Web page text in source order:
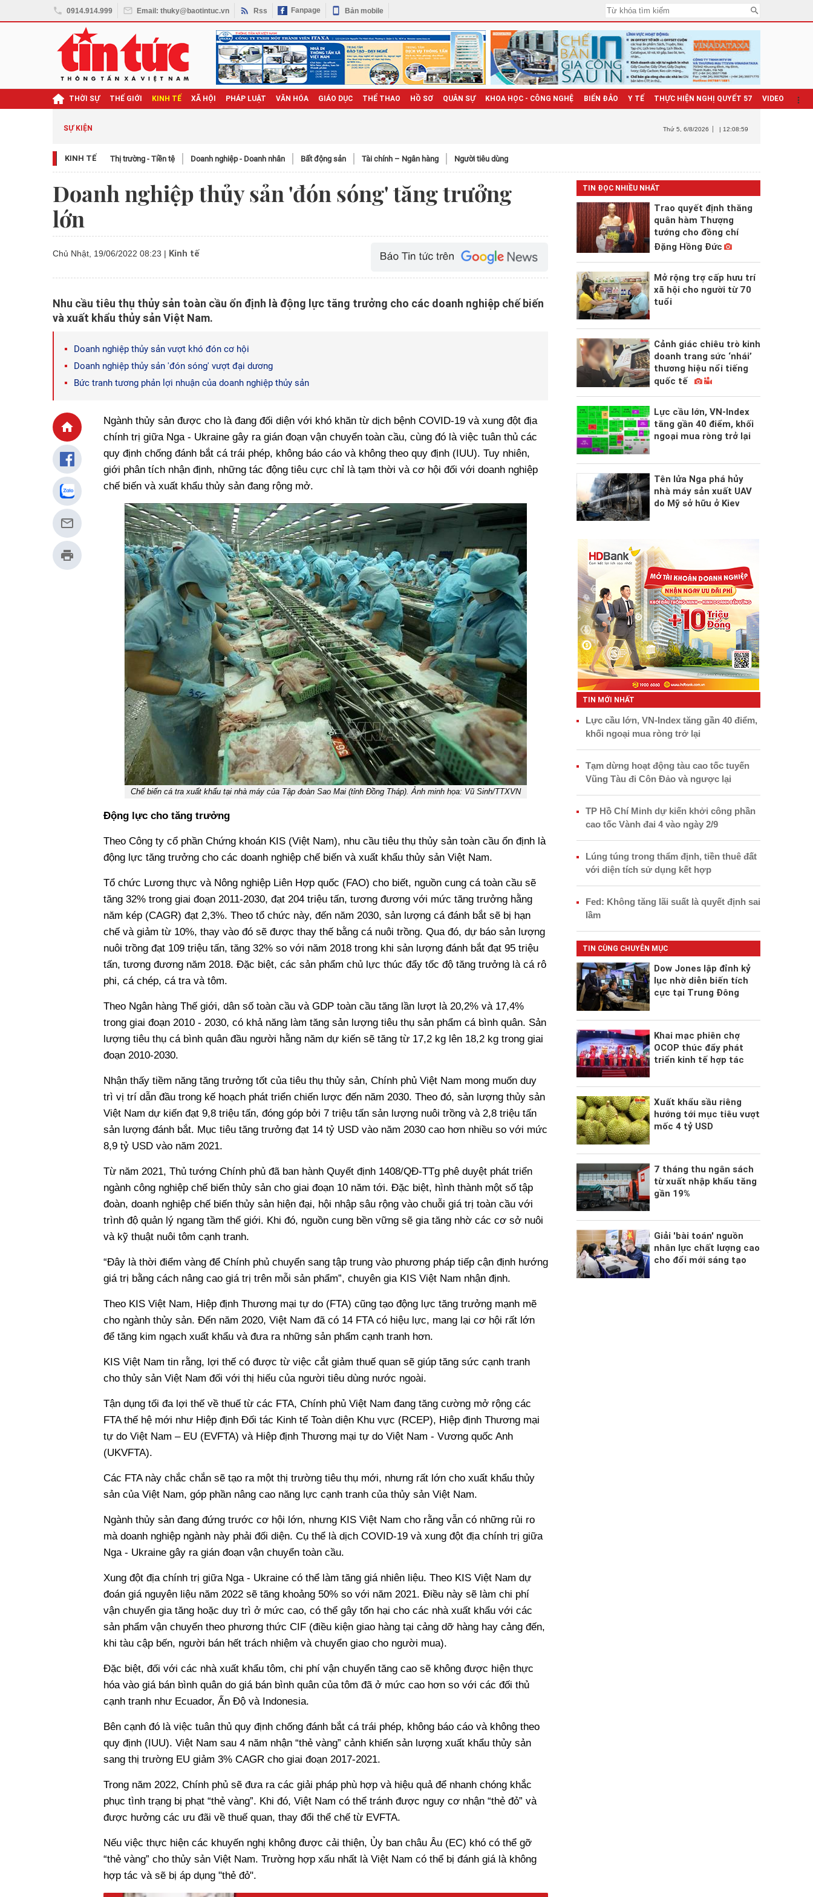
0914.914.999 Email: thuky@baotintuc.vn Rss Fanpage Bản mobile
THỜI SỰ THẾ GIỚI KINH TẾ XÃ HỘI PHÁP LUẬT VĂN HÓA GIÁO DỤC THỂ THAO HỒ SƠ QUÂN SỰ KHOA HỌC - CÔNG NGHỆ BIỂN ĐẢO Y TẾ THỰC HIỆN NGHỊ QUYẾT 57 VIDEO
SỰ KIỆN Thứ 5 , 6/8/2026 | 12:09:00
KINH TẾ Thị trường - Tiền tệ Doanh nghiệp - Doanh nhân Bất động sản Tài chính – Ngân hàng Người tiêu dùng
Doanh nghiệp thủy sản 'đón sóng' tăng trưởng
lớn
Chủ Nhật, 19/06/2022 08:23 | Kinh tế
Nhu cầu tiêu thụ thủy sản toàn cầu ổn định là động lực tăng trưởng cho các doanh nghiệp chế biến
và xuất khẩu thủy sản Việt Nam.
Doanh nghiệp thủy sản vượt khó đón cơ hội
Doanh nghiệp thủy sản 'đón sóng' vượt đại dương
Bức tranh tương phản lợi nhuận của doanh nghiệp thủy sản
Ngành thủy sản được cho là đang đối diện với khó khăn từ dịch bệnh COVID-19 và xung đột địa
chính trị giữa Nga - Ukraine gây ra gián đoạn vận chuyển toàn cầu, cùng đó là việc tuân thủ các
quy định chống đánh bắt cá trái phép, không báo cáo và không theo quy định (IUU). Tuy nhiên,
giới phân tích nhận định, những tác động tiêu cực chỉ là tạm thời và cơ hội đối với doanh nghiệp
chế biến và xuất khẩu thủy sản đang rộng mở.
Chế biến cá tra xuất khẩu tại nhà máy của Tập đoàn Sao Mai (tỉnh Đồng Tháp). Ảnh minh họa: Vũ Sinh/TTXVN
Động lực cho tăng trưởng
Theo Công ty cổ phần Chứng khoán KIS (Việt Nam), nhu cầu tiêu thụ thủy sản toàn cầu ổn định là
động lực tăng trưởng cho các doanh nghiệp chế biến và xuất khẩu thủy sản Việt Nam.
Tổ chức Lương thực và Nông nghiệp Liên Hợp quốc (FAO) cho biết, nguồn cung cá toàn cầu sẽ
tăng 32% trong giai đoạn 2011-2030, đạt 204 triệu tấn, tương đương với mức tăng trưởng hằng
năm kép (CAGR) đạt 2,3%. Theo tổ chức này, đến năm 2030, sản lượng cá đánh bắt sẽ bị hạn
chế và giảm từ 10%, thay vào đó sẽ được thay thế bằng cá nuôi trồng. Qua đó, dự báo sản lượng
nuôi trồng đạt 109 triệu tấn, tăng 32% so với năm 2018 trong khi sản lượng đánh bắt đạt 95 triệu
tấn, tương đương năm 2018. Đặc biệt, các sản phẩm chủ lực thúc đẩy tốc độ tăng trưởng là cá rô
phi, cá chép, cá tra và tôm.
Theo Ngân hàng Thế giới, dân số toàn cầu và GDP toàn cầu tăng lần lượt là 20,2% và 17,4%
trong giai đoạn 2010 - 2030, có khả năng làm tăng sản lượng tiêu thụ sản phẩm cá bình quân. Sản
lượng tiêu thụ cá bình quân đầu người hằng năm dự kiến sẽ tăng từ 17,2 kg lên 18,2 kg trong giai
đoạn 2010-2030.
Nhận thấy tiềm năng tăng trưởng tốt của tiêu thụ thủy sản, Chính phủ Việt Nam mong muốn duy
trì vị trí dẫn đầu trong kế hoạch phát triển chiến lược đến năm 2030. Theo đó, sản lượng thủy sản
Việt Nam dự kiến đạt 9,8 triệu tấn, đóng góp bởi 7 triệu tấn sản lượng nuôi trồng và 2,8 triệu tấn
sản lượng đánh bắt. Mục tiêu tăng trưởng đạt 14 tỷ USD vào năm 2030 cao hơn nhiều so với mức
8,9 tỷ USD vào năm 2021.
Từ năm 2021, Thủ tướng Chính phủ đã ban hành Quyết định 1408/QĐ-TTg phê duyệt phát triển
ngành công nghiệp chế biến thủy sản cho giai đoạn 10 năm tới. Đặc biệt, hình thành một số tập
đoàn, doanh nghiệp chế biến thủy sản hiện đại, hội nhập sâu rộng vào chuỗi giá trị toàn cầu với
trình độ quản lý ngang tầm thế giới. Khi đó, nguồn cung bền vững sẽ gia tăng nhờ các cơ sở nuôi
và kỹ thuật nuôi tôm cạnh tranh.
“Đây là thời điểm vàng để Chính phủ chuyển sang tập trung vào phương pháp tiếp cận định hướng
giá trị bằng cách nâng cao giá trị trên mỗi sản phẩm”, chuyên gia KIS Việt Nam nhận định.
Theo KIS Việt Nam, Hiệp định Thương mại tự do (FTA) cũng tạo động lực tăng trưởng mạnh mẽ
cho ngành thủy sản. Đến năm 2020, Việt Nam đã có 14 FTA có hiệu lực, mang lại cơ hội rất lớn
để tăng kim ngạch xuất khẩu và đưa ra những sản phẩm cạnh tranh hơn.
KIS Việt Nam tin rằng, lợi thế có được từ việc cắt giảm thuế quan sẽ giúp tăng sức cạnh tranh
cho thủy sản Việt Nam đối với thị hiếu của người tiêu dùng nước ngoài.
Tận dụng tối đa lợi thế về thuế từ các FTA, Chính phủ Việt Nam đang tăng cường mở rộng các
FTA thế hệ mới như Hiệp định Đối tác Kinh tế Toàn diện Khu vực (RCEP), Hiệp định Thương mại
tự do Việt Nam – EU (EVFTA) và Hiệp định Thương mại tự do Việt Nam - Vương quốc Anh
(UKVFTA).
Các FTA này chắc chắn sẽ tạo ra một thị trường tiêu thụ mới, nhưng rất lớn cho xuất khẩu thủy
sản của Việt Nam, góp phần nâng cao năng lực cạnh tranh của thủy sản Việt Nam.
Ngành thủy sản đang đứng trước cơ hội lớn, nhưng KIS Việt Nam cho rằng vẫn có những rủi ro
mà doanh nghiệp ngành này phải đối diện. Cụ thể là dịch COVID-19 và xung đột địa chính trị giữa
Nga - Ukraine gây ra gián đoạn vận chuyển toàn cầu.
Xung đột địa chính trị giữa Nga - Ukraine có thể làm tăng giá nhiên liệu. Theo KIS Việt Nam dự
đoán giá nguyên liệu năm 2022 sẽ tăng khoảng 50% so với năm 2021. Điều này sẽ làm chi phí
vận chuyển gia tăng hoặc duy trì ở mức cao, có thể gây tổn hại cho các nhà xuất khẩu với các
sản phẩm vận chuyển theo phương thức CIF (điều kiện giao hàng tại cảng dỡ hàng hay cảng đến,
khi tàu cập bến, người bán hết trách nhiệm và chuyển giao cho người mua).
Đặc biệt, đối với các nhà xuất khẩu tôm, chi phí vận chuyển tăng cao sẽ không được hiện thực
hóa vào giá bán bình quân do giá bán bình quân của tôm đã ở mức cao hơn so với các đối thủ
cạnh tranh như Ecuador, Ấn Độ và Indonesia.
Bên cạnh đó là việc tuân thủ quy định chống đánh bắt cá trái phép, không báo cáo và không theo
quy định (IUU). Việt Nam sau 4 năm nhận “thẻ vàng” cảnh khiến sản lượng xuất khẩu thủy sản
sang thị trường EU giảm 3% CAGR cho giai đoạn 2017-2021.
Trong năm 2022, Chính phủ sẽ đưa ra các giải pháp phù hợp và hiệu quả để nhanh chóng khắc
phục tình trạng bị phạt “thẻ vàng”. Khi đó, Việt Nam có thể tránh được nguy cơ nhận “thẻ đỏ” và
được hưởng các ưu đãi về thuế quan, thay đổi thể chế từ EVFTA.
Nếu việc thực hiện các khuyến nghị không được cải thiện, Ủy ban châu Âu (EC) khó có thể gỡ
“thẻ vàng” cho thủy sản Việt Nam. Trường hợp xấu nhất là Việt Nam có thể bị đánh giá là không
hợp tác và sẽ bị áp dụng "thẻ đỏ".
TIN ĐỌC NHIỀU NHẤT
Trao quyết định thăng
quân hàm Thượng
tướng cho đồng chí
Đặng Hồng Đức
Mở rộng trợ cấp hưu trí
xã hội cho người từ 70
tuổi
Cảnh giác chiêu trò kinh
doanh trang sức ‘nhái’
thương hiệu nổi tiếng
quốc tế
Lực cầu lớn, VN-Index
tăng gần 40 điểm, khối
ngoại mua ròng trở lại
Tên lửa Nga phá hủy
nhà máy sản xuất UAV
do Mỹ sở hữu ở Kiev
TIN MỚI NHẤT
Lực cầu lớn, VN-Index tăng gần 40 điểm,
khối ngoại mua ròng trở lại
Tạm dừng hoạt động tàu cao tốc tuyến
Vũng Tàu đi Côn Đảo và ngược lại
TP Hồ Chí Minh dự kiến khởi công phần
cao tốc Vành đai 4 vào ngày 2/9
Lúng túng trong thẩm định, tiền thuê đất
với diện tích sử dụng kết hợp
Fed: Không tăng lãi suất là quyết định sai
lầm
TIN CÙNG CHUYÊN MỤC
Dow Jones lập đỉnh kỷ
lục nhờ diễn biến tích
cực tại Trung Đông
Khai mạc phiên chợ
OCOP thúc đẩy phát
triển kinh tế hợp tác
Xuất khẩu sầu riêng
hướng tới mục tiêu vượt
mốc 4 tỷ USD
7 tháng thu ngân sách
từ xuất nhập khẩu tăng
gần 19%
Giải 'bài toán' nguồn
nhân lực chất lượng cao
cho đổi mới sáng tạo